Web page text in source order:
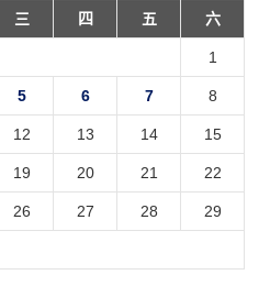
三 四 五 六
1
5 6 7 8
12 13 14 15
19 20 21 22
26 27 28 29